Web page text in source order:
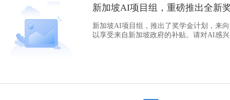
新加坡AI项目组，重磅推出全新
新加坡AI项目组，推出了奖学金计划，来
以享受来自新加坡政府的补贴。请对AI感